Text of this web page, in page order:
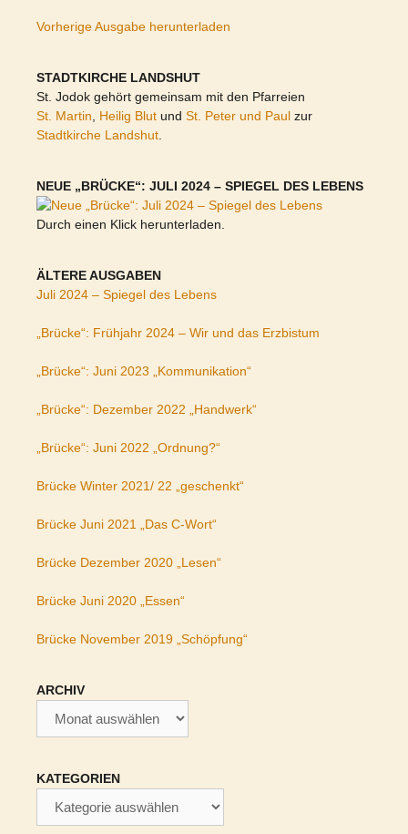
Vorherige Ausgabe herunterladen
STADTKIRCHE LANDSHUT
St. Jodok gehört gemeinsam mit den Pfarreien
St. Martin
Heilig Blut und St. Peter und Paul zur
Stadtkirche Landshut
NEUE „BRÜCKE“: JULI 2024 – SPIEGEL DES LEBENS
Durch einen Klick herunterladen.
ÄLTERE AUSGABEN
Juli 2024 – Spiegel des Lebens
„Brücke“: Frühjahr 2024 – Wir und das Erzbistum
„Brücke“: Juni 2023 „Kommunikation“
„Brücke“: Dezember 2022 „Handwerk“
„Brücke“: Juni 2022 „Ordnung?“
Brücke Winter 2021/ 22 „geschenkt“
Brücke Juni 2021 „Das C-Wort“
Brücke Dezember 2020 „Lesen“
Brücke Juni 2020 „Essen“
Brücke November 2019 „Schöpfung“
ARCHIV
KATEGORIEN